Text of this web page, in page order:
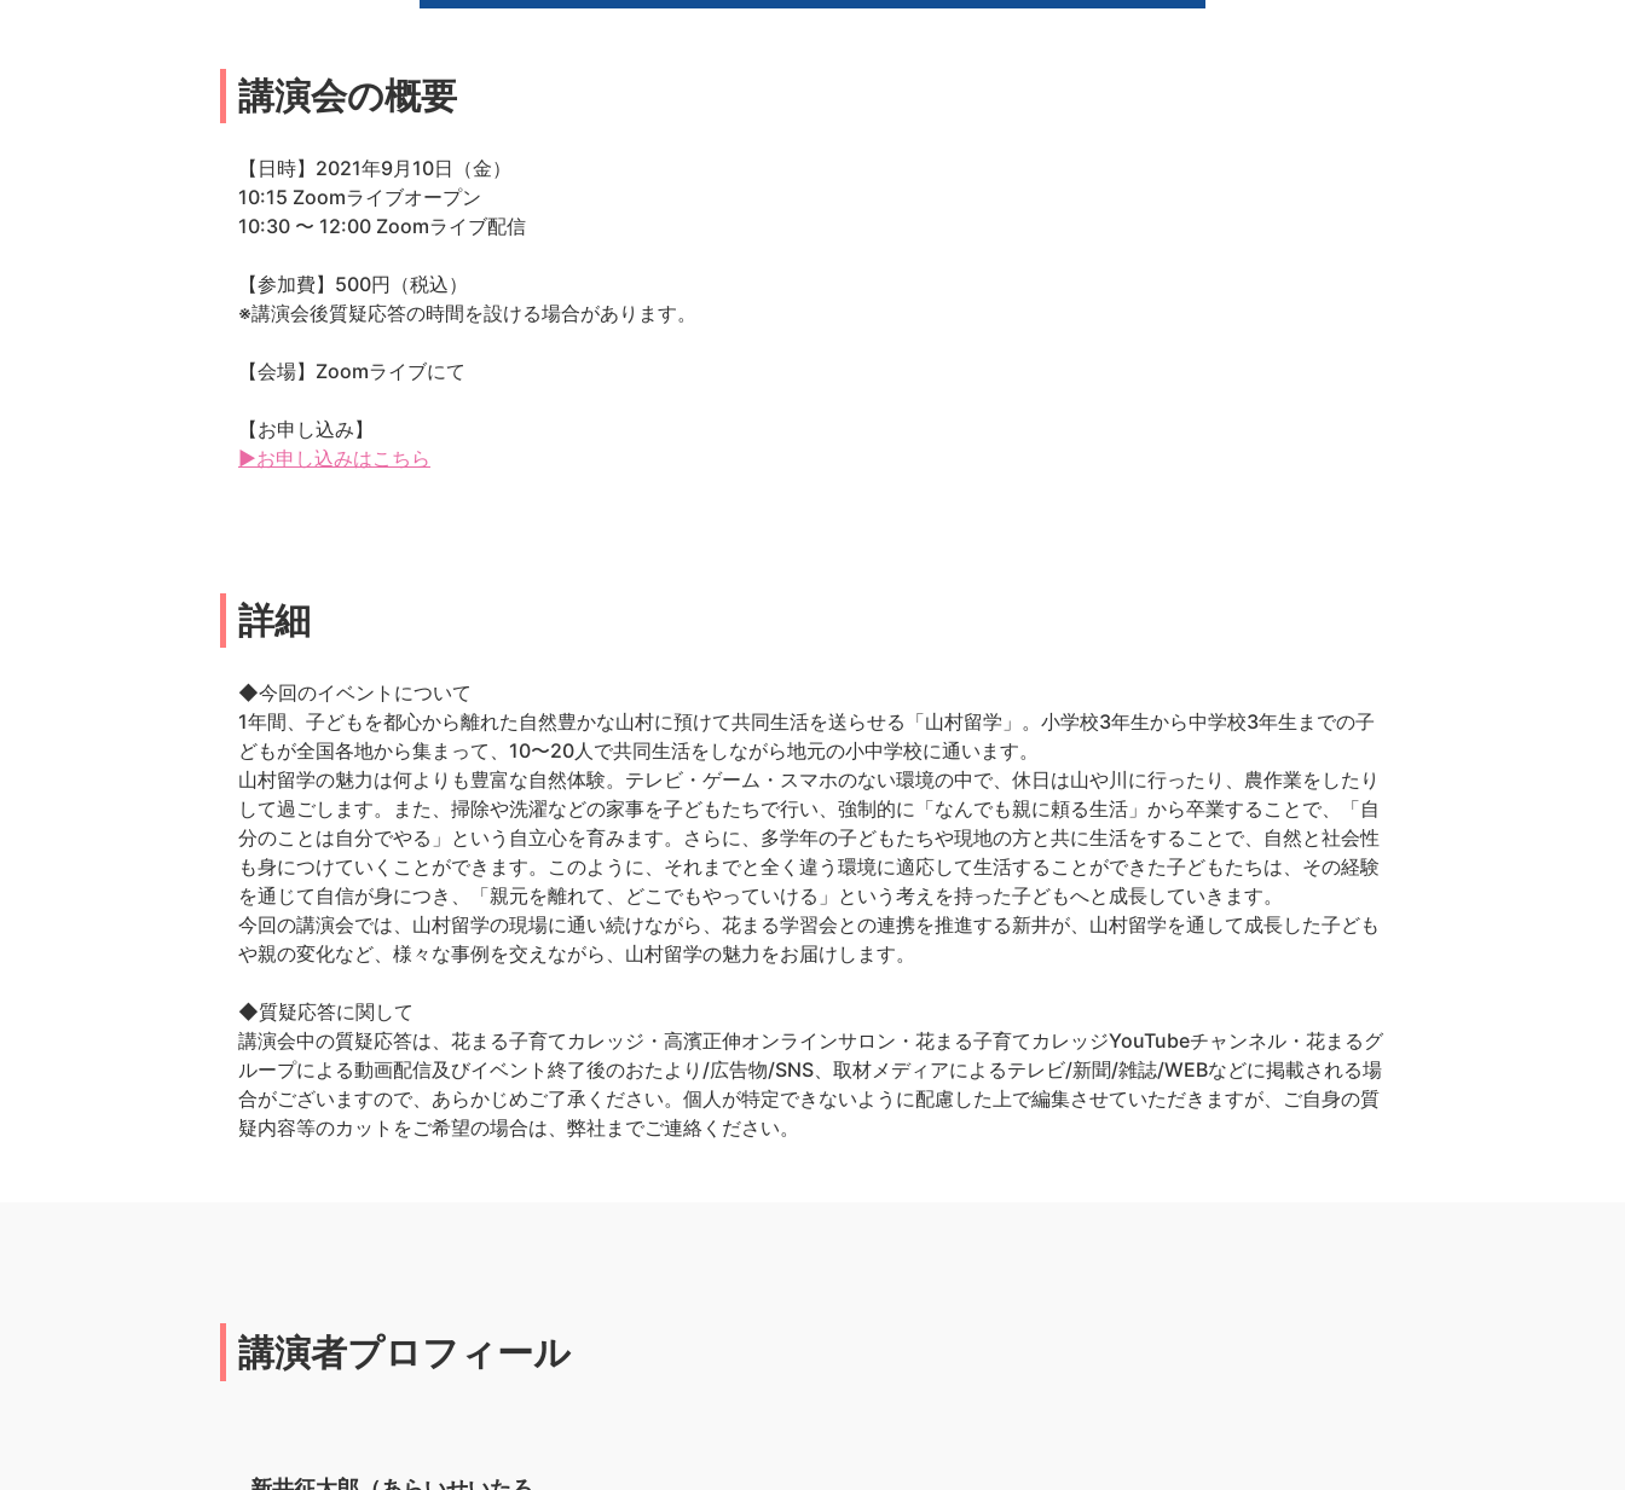
講演会の概要
【日時】2021年9月10日（金）
10:15 Zoomライブオープン
10:30 〜 12:00 Zoomライブ配信
【参加費】500円（税込）
※講演会後質疑応答の時間を設ける場合があります。
【会場】Zoomライブにて
【お申し込み】
▶お申し込みはこちら
詳細
◆今回のイベントについて
1年間、子どもを都心から離れた自然豊かな山村に預けて共同生活を送らせる「山村留学」。小学校3年生から中学校3年生までの子
どもが全国各地から集まって、10〜20人で共同生活をしながら地元の小中学校に通います。
山村留学の魅力は何よりも豊富な自然体験。テレビ・ゲーム・スマホのない環境の中で、休日は山や川に行ったり、農作業をしたり
して過ごします。また、掃除や洗濯などの家事を子どもたちで行い、強制的に「なんでも親に頼る生活」から卒業することで、「自
分のことは自分でやる」という自立心を育みます。️さらに、多学年の子どもたちや現地の方と共に生活をすることで、自然と社会性
も身につけていくことができます。このように、それまでと全く違う環境に適応して生活することができた子どもたちは、その経験
を通じて自信が身につき、「親元を離れて、どこでもやっていける」という考えを持った子どもへと成長していきます。
今回の講演会では、山村留学の現場に通い続けながら、花まる学習会との連携を推進する新井が、山村留学を通して成長した子ども
や親の変化など、様々な事例を交えながら、山村留学の魅力をお届けします。
◆質疑応答に関して
講演会中の質疑応答は、花まる子育てカレッジ・高濱正伸オンラインサロン・花まる子育てカレッジYouTubeチャンネル・花まるグ
ループによる動画配信及びイベント終了後のおたより/広告物/SNS、取材メディアによるテレビ/新聞/雑誌/WEBなどに掲載される場
合がございますので、あらかじめご了承ください。個人が特定できないように配慮した上で編集させていただきますが、ご自身の質
疑内容等のカットをご希望の場合は、弊社までご連絡ください。
講演者プロフィール